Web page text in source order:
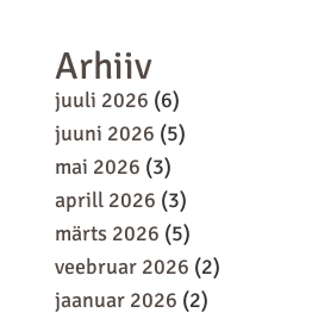
Arhiiv
juuli 2026 (6)
juuni 2026 (5)
mai 2026 (3)
aprill 2026 (3)
märts 2026 (5)
veebruar 2026 (2)
jaanuar 2026 (2)